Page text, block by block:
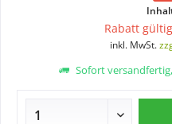
Rabatt
inkl. MwSt.
Sofort